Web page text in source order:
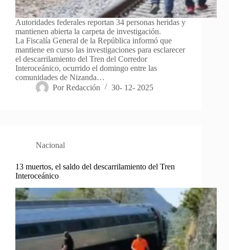
Autoridades federales reportan 34 personas heridas y
mantienen abierta la carpeta de investigación.
La Fiscalía General de la República informó que
mantiene en curso las investigaciones para esclarecer
el descarrilamiento del Tren del Corredor
Interoceánico, ocurrido el domingo entre las
comunidades de Nizanda…
Por Redacción 30- 12- 2025
Nacional
13 muertos, el saldo del descarrilamiento del Tren
Interoceánico